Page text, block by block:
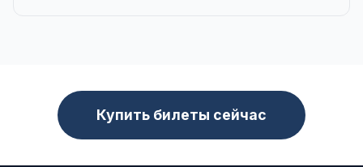
Купить билеты сейчас